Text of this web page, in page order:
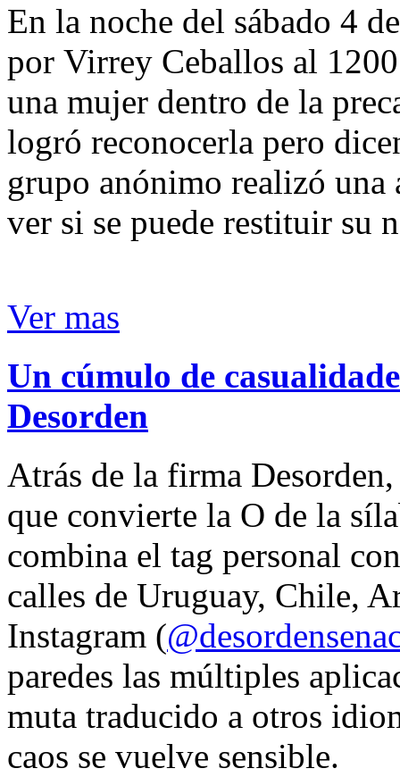
En la noche del sábado 4
por Virrey Ceballos al
una mujer dentro de la
logró reconocerla pero
grupo anónimo realizó
ver si se puede restituir su
Ver mas
Un cúmulo de
Desorden
Atrás de la firma
que convierte la O de la
combina el tag personal
calles de Uruguay, Chile,
Instagram (
paredes las múltiples
muta traducido a otros
caos se vuelve sensible.